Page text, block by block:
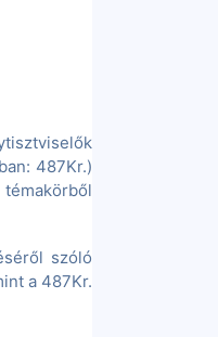
487Kr.)
szóló
a 487Kr.